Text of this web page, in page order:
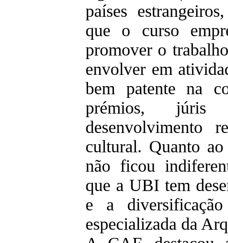
países
que o curso
promover o
envolver em
bem patente na
prémios,
desenvolvimento
cultural. Quanto
não ficou
que a UBI tem
e a
especializada da